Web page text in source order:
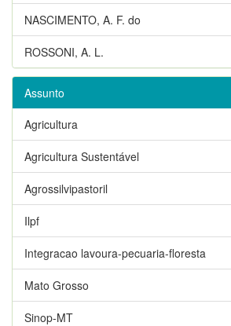
NASCIMENTO, A. F. do
ROSSONI, A. L.
Assunto
Agricultura
Agricultura Sustentável
Agrossilvipastoril
Ilpf
Integracao lavoura-pecuaria-floresta
Mato Grosso
Sinop-MT